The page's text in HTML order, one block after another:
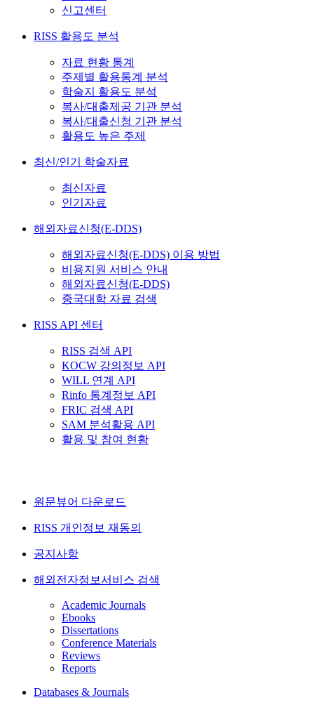
신고센터
RISS 활용도 분석
자료 현황 통계
주제별 활용통계 분석
학술지 활용도 분석
복사/대출제공 기관 분석
복사/대출신청 기관 분석
활용도 높은 주제
최신/인기 학술자료
최신자료
인기자료
해외자료신청(E-DDS)
해외자료신청(E-DDS) 이용 방법
비용지원 서비스 안내
해외자료신청(E-DDS)
중국대학 자료 검색
RISS API 센터
RISS 검색 API
KOCW 강의정보 API
WILL 연계 API
Rinfo 통계정보 API
FRIC 검색 API
SAM 분석활용 API
활용 및 참여 현황
원문뷰어 다운로드
RISS 개인정보 재동의
공지사항
해외전자정보서비스 검색
Academic Journals
Ebooks
Dissertations
Conference Materials
Reviews
Reports
Databases & Journals